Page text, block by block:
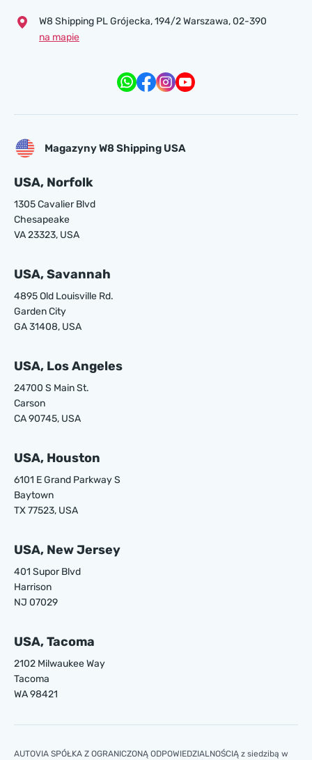
W8 Shipping PL Grójecka , 194/2 Warszawa, 02-390
na mapie
Magazyny W8 Shipping USA
USA, Norfolk
1305 Cavalier Blvd
Chesapeake
VA 23323, USA
USA, Savannah
4895 Old Louisville Rd.
Garden City
GA 31408, USA
USA, Los Angeles
24700 S Main St.
Carson
CA 90745, USA
USA, Houston
6101 E Grand Parkway S
Baytown
TX 77523, USA
USA, New Jersey
401 Supor Blvd
Harrison
NJ 07029
USA, Tacoma
2102 Milwaukee Way
Tacoma
WA 98421
AUTOVIA SPÓŁKA Z OGRANICZONĄ ODPOWIEDZIALNOŚCIĄ z siedzibą w